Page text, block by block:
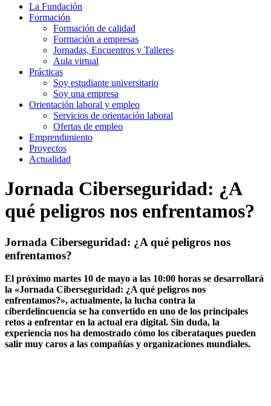
La Fundación
Formación
Formación de calidad
Formación a empresas
Jornadas, Encuentros y Talleres
Aula virtual
Prácticas
Soy estudiante universitario
Soy una empresa
Orientación laboral y empleo
Servicios de orientación laboral
Ofertas de empleo
Emprendimiento
Proyectos
Actualidad
Jornada Ciberseguridad: ¿A
qué peligros nos enfrentamos?
Jornada Ciberseguridad: ¿A qué peligros nos
enfrentamos?
El próximo martes 10 de mayo a las 10:00 horas se desarrollará
la «Jornada Ciberseguridad: ¿A qué peligros nos
enfrentamos?», actualmente, la lucha contra la
ciberdelincuencia se ha convertido en uno de los principales
retos a enfrentar en la actual era digital. Sin duda, la
experiencia nos ha demostrado cómo los ciberataques pueden
salir muy caros a las compañías y organizaciones mundiales.